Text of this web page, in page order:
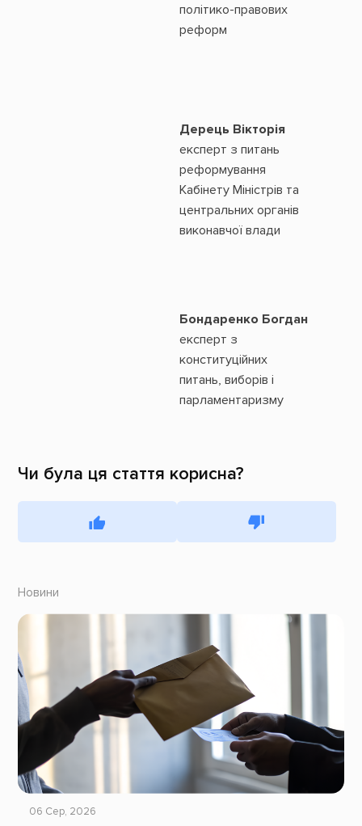
політико-правових
реформ
Дерець Вікторія
експерт з питань
реформування
Кабінету Міністрів та
центральних органів
виконавчої влади
Бондаренко Богдан
експерт з
конституційних
питань, виборів і
парламентаризму
Чи була ця стаття корисна?
Новини
06 Сер, 2026